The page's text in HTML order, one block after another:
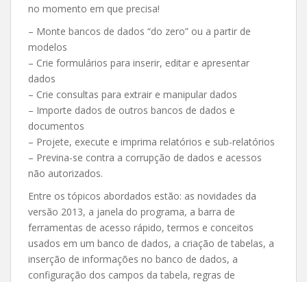
no momento em que precisa!
– Monte bancos de dados “do zero” ou a partir de
modelos
– Crie formulários para inserir, editar e apresentar
dados
– Crie consultas para extrair e manipular dados
– Importe dados de outros bancos de dados e
documentos
– Projete, execute e imprima relatórios e sub-relatórios
– Previna-se contra a corrupção de dados e acessos
não autorizados.
Entre os tópicos abordados estão: as novidades da
versão 2013, a janela do programa, a barra de
ferramentas de acesso rápido, termos e conceitos
usados em um banco de dados, a criação de tabelas, a
inserção de informações no banco de dados, a
configuração dos campos da tabela, regras de